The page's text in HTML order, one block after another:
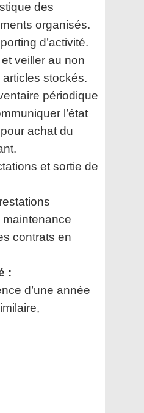
des
organisés.
d’activité.
veiller au non
stockés.
périodique
l’état
achat du
et sortie de
maintenance
contrats en
:
d’une année